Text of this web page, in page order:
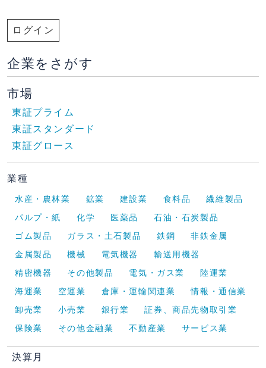
ログイン
企業をさがす
市場
東証プライム
東証スタンダード
東証グロース
業種
水産・農林業 鉱業 建設業 食料品
繊維製品
パルプ・紙
化学 医薬品
石油・石炭製品
ゴム製品
ガラス・土石製品 鉄鋼
非鉄金属
金属製品
機械 電気機器
輸送用機器
精密機器
その他製品 電気・ガス業
陸運業
海運業
空運業 倉庫・運輸関連業
情報・通信業
卸売業
小売業 銀行業
証券、商品先物取引業
保険業
その他金融業 不動産業 サービス業
決算月